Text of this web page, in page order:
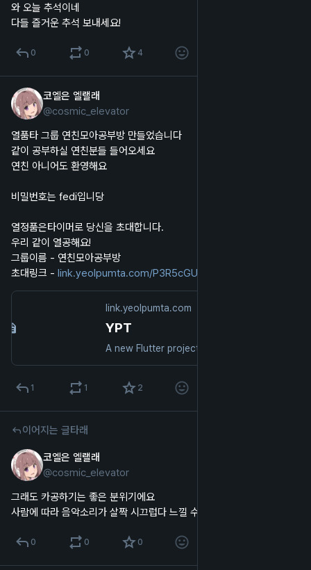
와 오늘 추석이네
다들 즐거운 추석 보내세요!
0 0 4
코엘은 엘랠래
@cosmic_elevator
열품타 그룹 연친모아공부방 만들었습니다
같이 공부하실 연친분들 들어오세요
연친 아니어도 환영해요
비밀번호는 fedi입니당
열정품은타이머로 당신을 초대합니다.
우리 같이 열공해요!
그룹이름 - 연친모아공부방
초대링크 - link.yeolpumta.com/P3R5cGU9Z3J
link.yeolpumta.com
YPT
A new Flutter project.
1 1 2
이어지는 글타래
코엘은 엘랠래
@cosmic_elevator
그래도 카공하기는 좋은 분위기에요
사람에 따라 음악소리가 살짝 시끄럽다 느낄 수도?
0 0 0